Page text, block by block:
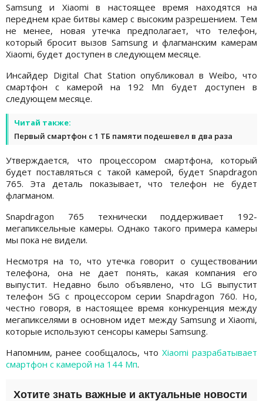
Samsung и Xiaomi в настоящее время находятся на
переднем крае битвы камер с высоким разрешением. Тем
не менее, новая утечка предполагает, что телефон,
который бросит вызов Samsung и флагманским камерам
Xiaomi, будет доступен в следующем месяце.
Инсайдер Digital Chat Station опубликовал в Weibo, что
смартфон с камерой на 192 Мп будет доступен в
следующем месяце.
Читай также:
Первый смартфон с 1 ТБ памяти подешевел в два раза
Утверждается, что процессором смартфона, который
будет поставляться с такой камерой, будет Snapdragon
765. Эта деталь показывает, что телефон не будет
флагманом.
Snapdragon 765 технически поддерживает 192-
мегапиксельные камеры. Однако такого примера камеры
мы пока не видели.
Несмотря на то, что утечка говорит о существовании
телефона, она не дает понять, какая компания его
выпустит. Недавно было объявлено, что LG выпустит
телефон 5G с процессором серии Snapdragon 760. Но,
честно говоря, в настоящее время конкуренция между
мегапикселями в основном идет между Samsung и Xiaomi,
которые используют сенсоры камеры Samsung.
Напомним, ранее сообщалось, что Xiaomi разрабатывает
смартфон с камерой на 144 Мп.
Хотите знать важные и актуальные новости